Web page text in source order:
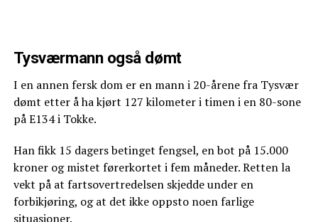
Tysværmann også dømt
I en annen fersk dom er en mann i 20-årene fra Tysvær
dømt etter å ha kjørt 127 kilometer i timen i en 80-sone
på E134 i Tokke.
Han fikk 15 dagers betinget fengsel, en bot på 15.000
kroner og mistet førerkortet i fem måneder. Retten la
vekt på at fartsovertredelsen skjedde under en
forbikjøring, og at det ikke oppsto noen farlige
situasjoner.